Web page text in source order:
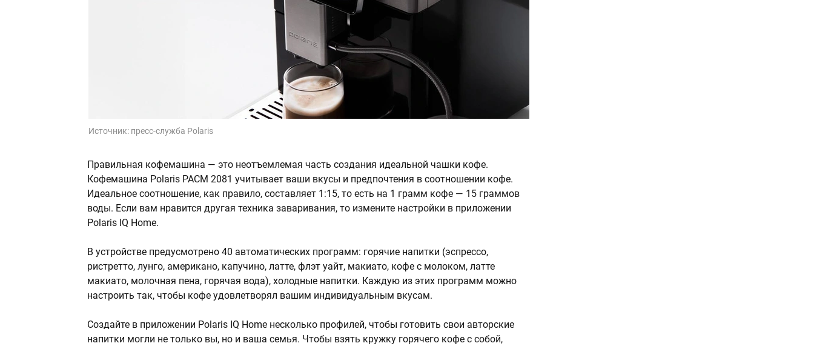
Источник: пресс-служба Polaris
Правильная кофемашина — это неотъемлемая часть создания идеальной чашки кофе.
Кофемашина Polaris PACM 2081 учитывает ваши вкусы и предпочтения в соотношении кофе.
Идеальное соотношение, как правило, составляет 1:15, то есть на 1 грамм кофе — 15 граммов
воды. Если вам нравится другая техника заваривания, то измените настройки в приложении
Polaris IQ Home.
В устройстве предусмотрено 40 автоматических программ: горячие напитки (эспрессо,
ристретто, лунго, американо, капучино, латте, флэт уайт, макиато, кофе с молоком, латте
макиато, молочная пена, горячая вода), холодные напитки. Каждую из этих программ можно
настроить так, чтобы кофе удовлетворял вашим индивидуальным вкусам.
Создайте в приложении Polaris IQ Home несколько профилей, чтобы готовить свои авторские
напитки могли не только вы, но и ваша семья. Чтобы взять кружку горячего кофе с собой,